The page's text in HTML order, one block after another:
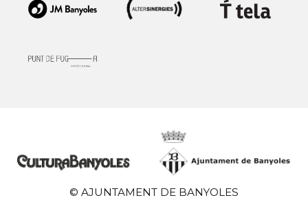
© AJUNTAMENT DE BANYOLES